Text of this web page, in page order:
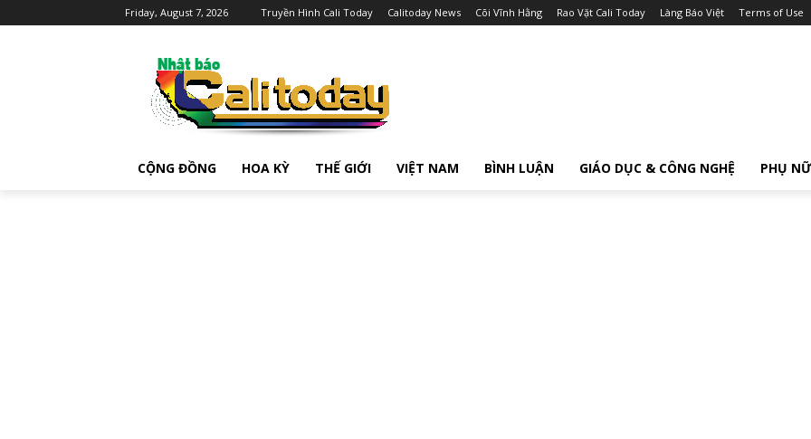
Friday, August 7, 2026 Truyền Hình Cali Today Calitoday News Cõi Vĩnh Hằng Rao Vặt Cali Today Làng Báo Việt Terms of Use
CỘNG ĐỒNG HOA KỲ THẾ GIỚI VIỆT NAM BÌNH LUẬN GIÁO DỤC & CÔNG NGHỆ PHỤ NỮ